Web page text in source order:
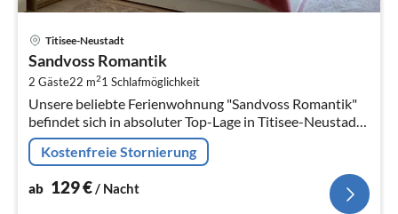
Titisee-Neustadt
Sandvoss Romantik
2 Gäste22 m21 Schlafmöglichkeit
Unsere beliebte Ferienwohnung "Sandvoss Romantik"
befindet sich in absoluter Top-Lage in Titisee-Neustadt,
Ortsteil Titisee und bietet auf 22qm für 2 Personen
Platz.
Kostenfreie Stornierung
ab 129€/ Nacht